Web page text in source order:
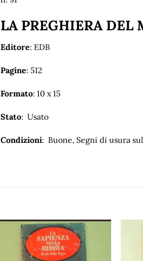
LA PREGHIERA DEL
Editore: EDB
Pagine: 512
Formato: 10 x 15
Stato: Usato
Condizioni: Buone, Segni di usura
Aggiungi